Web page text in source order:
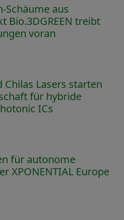
Schäume aus
Bio.3DGREEN treibt
voran
Chilas Lasers starten
für hybride
ICs
für autonome
XPONENTIAL Europe